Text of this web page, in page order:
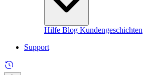
Hilfe Blog Kundengeschichten
Support